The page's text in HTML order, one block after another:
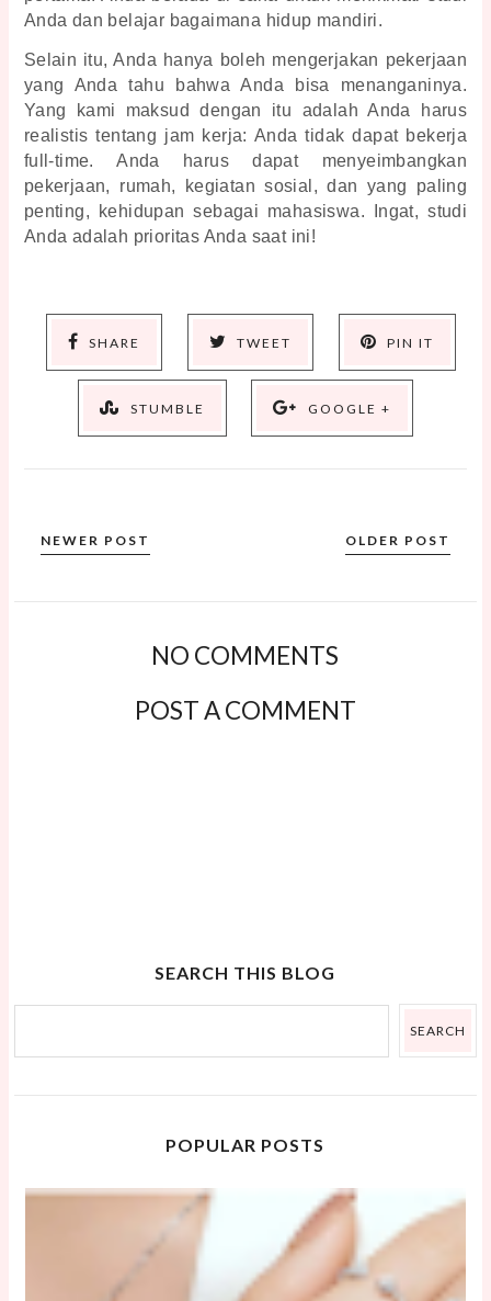
Anda dan belajar bagaimana hidup mandiri.
Selain itu, Anda hanya boleh mengerjakan pekerjaan
yang Anda tahu bahwa Anda bisa menanganinya.
Yang kami maksud dengan itu adalah Anda harus
realistis tentang jam kerja: Anda tidak dapat bekerja
full-time. Anda harus dapat menyeimbangkan
pekerjaan, rumah, kegiatan sosial, dan yang paling
penting, kehidupan sebagai mahasiswa. Ingat, studi
Anda adalah prioritas Anda saat ini!
SHARE TWEET PIN IT
STUMBLE GOOGLE +
NEWER POST OLDER POST
NO COMMENTS
POST A COMMENT
SEARCH THIS BLOG
POPULAR POSTS